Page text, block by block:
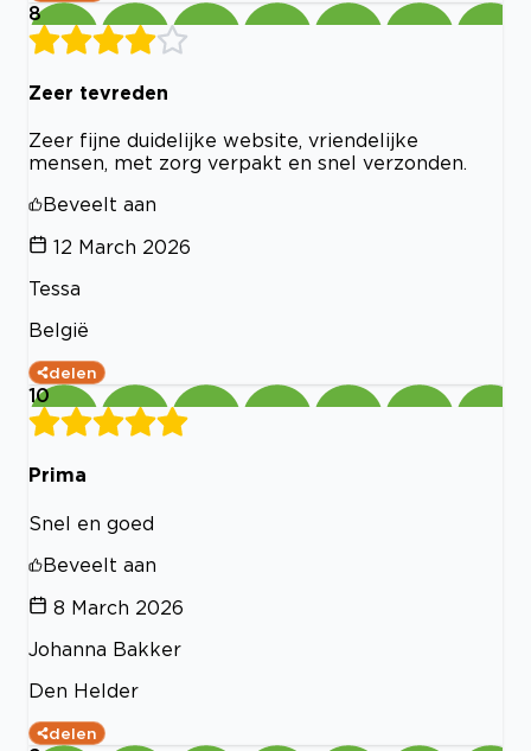
8
Zeer tevreden
Zeer fijne duidelijke website, vriendelijke
mensen, met zorg verpakt en snel verzonden.
Beveelt aan
12 March 2026
Tessa
België
delen
10
Prima
Snel en goed
Beveelt aan
8 March 2026
Johanna Bakker
Den Helder
delen